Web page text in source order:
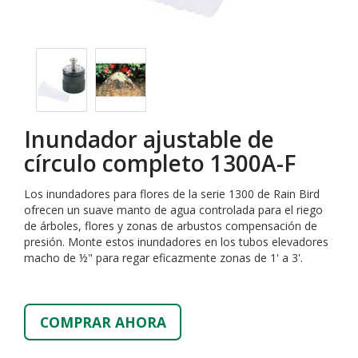
Inundador ajustable de
círculo completo 1300A-F
Los inundadores para flores de la serie 1300 de Rain Bird
ofrecen un suave manto de agua controlada para el riego
de árboles, flores y zonas de arbustos compensación de
presión. Monte estos inundadores en los tubos elevadores
macho de ½" para regar eficazmente zonas de 1' a 3'.
COMPRAR AHORA